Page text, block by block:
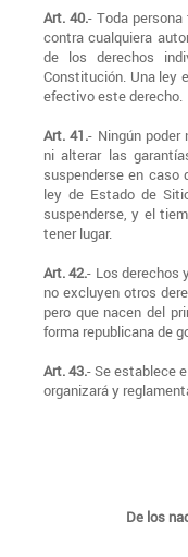
Art. 40.- Toda
contra cualquiera
de los derechos
Constitución. Una ley
efectivo este derecho.
Art. 41.- Ningún
ni alterar las
suspenderse en caso
ley de Estado de
suspenderse, y el
tener lugar.
Art. 42.- Los derechos
no excluyen otros
pero que nacen del
forma republicana de
Art. 43.- Se establece
organizará y
De los